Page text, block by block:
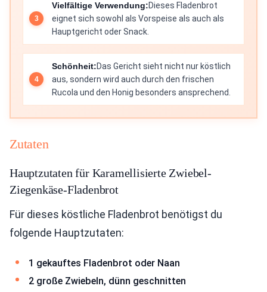
Vielfältige Verwendung:Dieses Fladenbrot
eignet sich sowohl als Vorspeise als auch als
Hauptgericht oder Snack.
Schönheit:Das Gericht sieht nicht nur köstlich
aus, sondern wird auch durch den frischen
Rucola und den Honig besonders ansprechend.
Zutaten
Hauptzutaten für Karamellisierte Zwiebel-
Ziegenkäse-Fladenbrot
Für dieses köstliche Fladenbrot benötigst du
folgende Hauptzutaten:
1 gekauftes Fladenbrot oder Naan
2 große Zwiebeln, dünn geschnitten